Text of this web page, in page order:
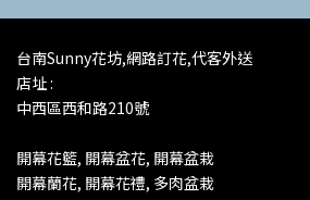
台南Sunny花坊,網路訂花,代客外送
店址 :
中西區西和路210號
開幕花籃, 開幕盆花, 開幕盆栽
開幕蘭花, 開幕花禮, 多肉盆栽